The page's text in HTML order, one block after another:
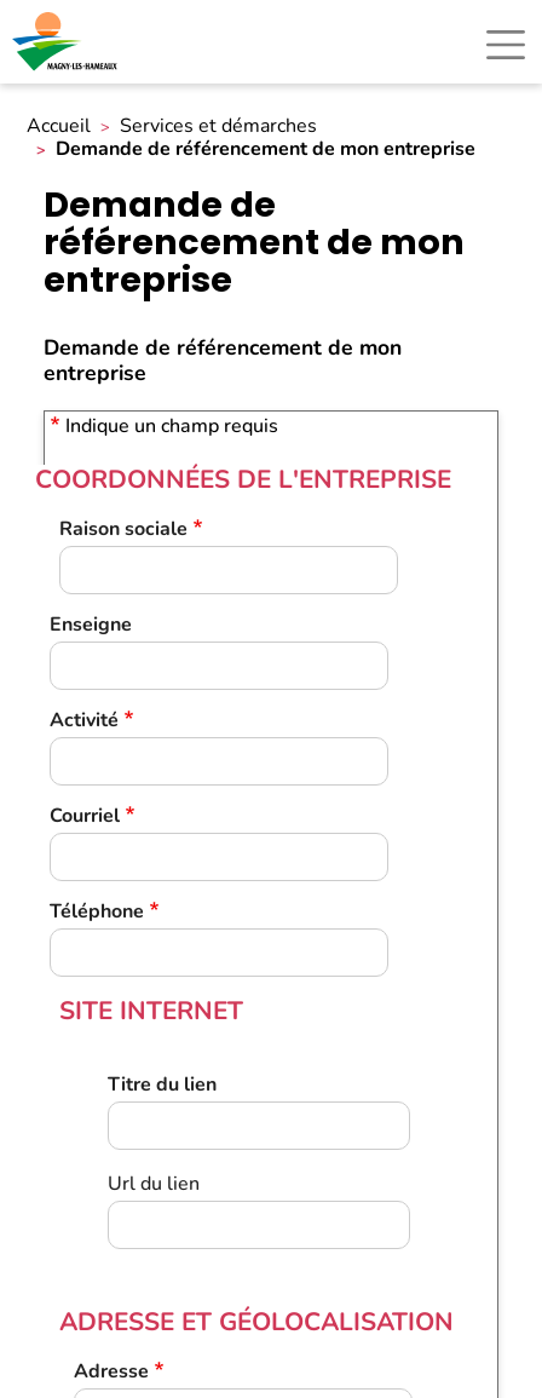
Accueil
Services et démarches
Demande de référencement de mon entreprise
Demande de
référencement de mon
entreprise
Demande de référencement de mon
entreprise
Indique un champ requis
COORDONNÉES DE L'ENTREPRISE
Raison sociale
Enseigne
Activité
Courriel
Téléphone
SITE INTERNET
INTERNET
Titre du lien
Url du lien
ADRESSE ET GÉOLOCALISATION
Adresse